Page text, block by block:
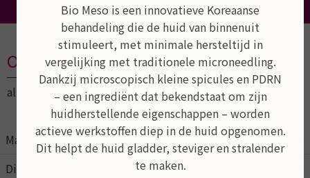
Openingstijden
altijd op afspraak
Maandag 09:00
21:00
Dinsdag
Bio Meso is een innovatieve Koreaanse
behandeling die de huid van binnenuit
stimuleert, met minimale hersteltijd in
vergelijking met traditionele microneedling.
Dankzij microscopisch kleine spicules en PDRN
– een ingrediënt dat bekendstaat om zijn
huidherstellende eigenschappen – worden
actieve werkstoffen diep in de huid opgenomen.
Dit helpt de huid gladder, steviger en stralender
te maken.